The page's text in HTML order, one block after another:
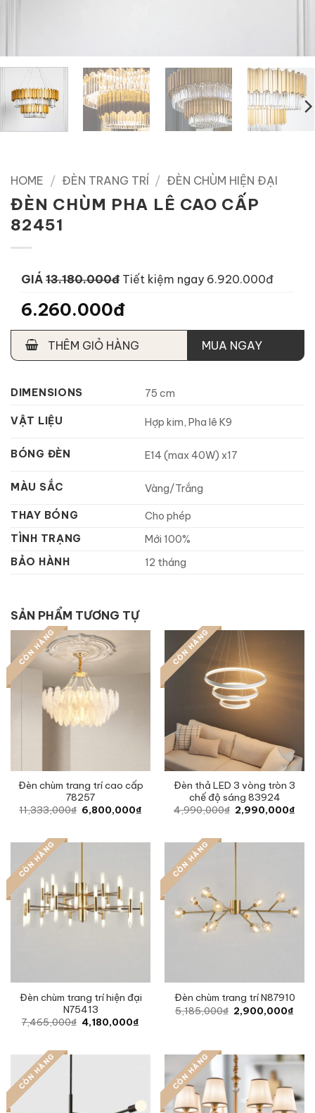
HOME / ĐÈN TRANG TRÍ / ĐÈN CHÙM HIỆN ĐẠI
ĐÈN CHÙM PHA LÊ CAO CẤP
82451
GIÁ 13.180.000đ Tiết kiệm ngay 6.920.000đ
6.260.000đ
THÊM GIỎ HÀNG MUA NGAY
DIMENSIONS 75 cm
VẬT LIỆU Hợp kim, Pha lê K9
BÓNG ĐÈN E14 (max 40W) x17
MÀU SẮC Vàng/Trắng
THAY BÓNG
Cho phép
TÌNH TRẠNG
Mới 100%
BẢO HÀNH
12 tháng
SẢN PHẨM TƯƠNG TỰ
CÒN HÀNG
Đèn chùm trang trí cao cấp
78257
11,333,000₫ Original
price
6,800,000₫ Current
CÒN HÀNG
Đèn thả LED 3 vòng tròn 3
chế độ sáng 83924
4,990,000₫ Original
price
2,990,000₫
CÒN HÀNG
Đèn chùm trang trí hiện đại
N75413
7,465,000₫ Original
price
4,180,000₫
CÒN HÀNG
Đèn chùm trang trí N87910
5,185,000₫ Original
price
2,900,000₫
CÒN HÀNG CÒN HÀNG